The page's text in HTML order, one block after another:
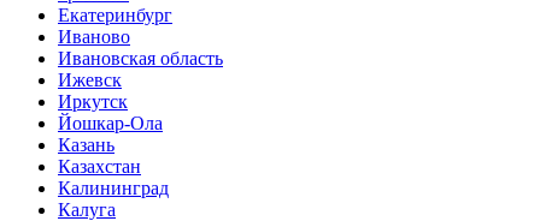
Екатеринбург
Иваново
Ивановская область
Ижевск
Иркутск
Йошкар-Ола
Казань
Казахстан
Калининград
Калуга